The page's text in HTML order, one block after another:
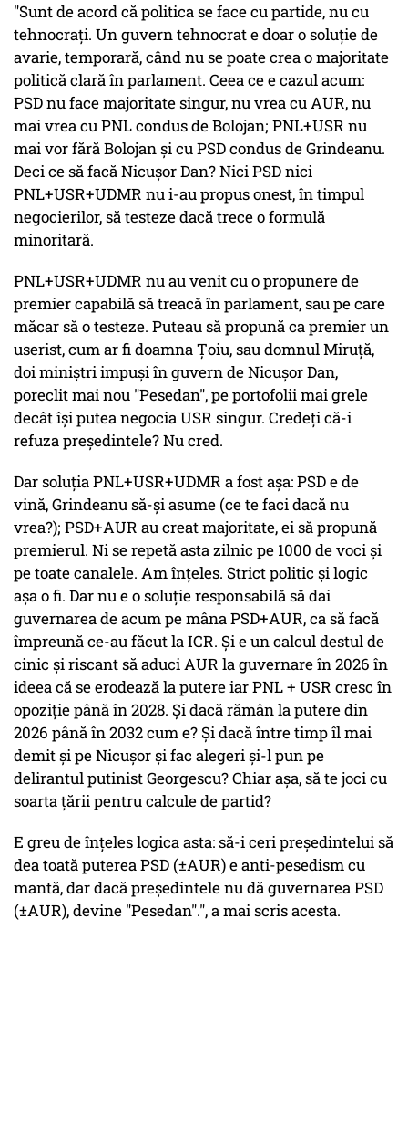
"Sunt de acord că politica se face cu partide, nu cu
tehnocrați. Un guvern tehnocrat e doar o soluție de
avarie, temporară, când nu se poate crea o majoritate
politică clară în parlament. Ceea ce e cazul acum:
PSD nu face majoritate singur, nu vrea cu AUR, nu
mai vrea cu PNL condus de Bolojan; PNL+USR nu
mai vor fără Bolojan și cu PSD condus de Grindeanu.
Deci ce să facă Nicușor Dan? Nici PSD nici
PNL+USR+UDMR nu i-au propus onest, în timpul
negocierilor, să testeze dacă trece o formulă
minoritară.
PNL+USR+UDMR nu au venit cu o propunere de
premier capabilă să treacă în parlament, sau pe care
măcar să o testeze. Puteau să propună ca premier un
userist, cum ar fi doamna Țoiu, sau domnul Miruță,
doi miniștri impuși în guvern de Nicușor Dan,
poreclit mai nou "Pesedan", pe portofolii mai grele
decât își putea negocia USR singur. Credeți că-i
refuza președintele? Nu cred.
Dar soluția PNL+USR+UDMR a fost așa: PSD e de
vină, Grindeanu să-și asume (ce te faci dacă nu
vrea?); PSD+AUR au creat majoritate, ei să propună
premierul. Ni se repetă asta zilnic pe 1000 de voci și
pe toate canalele. Am înțeles. Strict politic și logic
așa o fi. Dar nu e o soluție responsabilă să dai
guvernarea de acum pe mâna PSD+AUR, ca să facă
împreună ce-au făcut la ICR. Și e un calcul destul de
cinic și riscant să aduci AUR la guvernare în 2026 în
ideea că se erodează la putere iar PNL + USR cresc în
opoziție până în 2028. Și dacă rămân la putere din
2026 până în 2032 cum e? Și dacă între timp îl mai
demit și pe Nicușor și fac alegeri și-l pun pe
delirantul putinist Georgescu? Chiar așa, să te joci cu
soarta țării pentru calcule de partid?
E greu de înțeles logica asta: să-i ceri președintelui să
dea toată puterea PSD (±AUR) e anti-pesedism cu
mantă, dar dacă președintele nu dă guvernarea PSD
(±AUR), devine "Pesedan".", a mai scris acesta.